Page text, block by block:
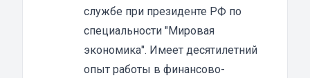
возраста автотранспорта. В каждом случае
она устанавливается индивидуально после
осмотра машины оценщиком и зависит от
вида кредита:
службе при президенте РФ по
специальности "Мировая
экономика". Имеет десятилетний
опыт работы в финансово-